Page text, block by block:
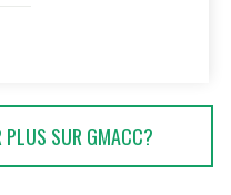
PLUS SUR GMACC?